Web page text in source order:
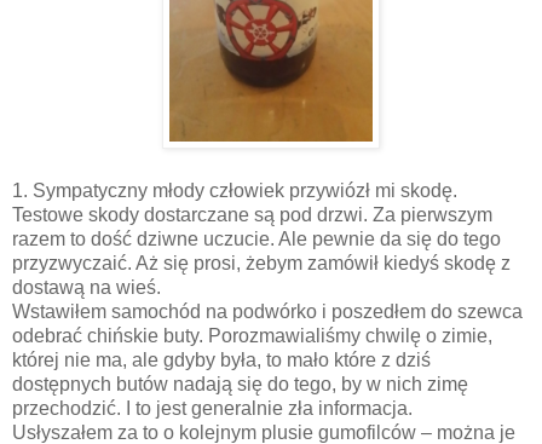
1. Sympatyczny młody człowiek przywiózł mi skodę.
Testowe skody dostarczane są pod drzwi. Za pierwszym
razem to dość dziwne uczucie. Ale pewnie da się do tego
przyzwyczaić. Aż się prosi, żebym zamówił kiedyś skodę z
dostawą na wieś.
Wstawiłem samochód na podwórko i poszedłem do szewca
odebrać chińskie buty. Porozmawialiśmy chwilę o zimie,
której nie ma, ale gdyby była, to mało które z dziś
dostępnych butów nadają się do tego, by w nich zimę
przechodzić. I to jest generalnie zła informacja.
Usłyszałem za to o kolejnym plusie gumofilców – można je